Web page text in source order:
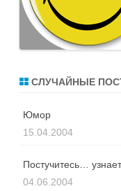
СЛУЧАЙНЫЕ
Юмор
15.04.2004
Постучитесь…
04.06.2004